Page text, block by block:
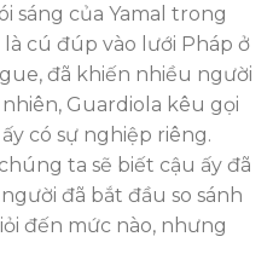
sáng của Yamal trong
cú đúp vào lưới Pháp ở
đã khiến nhiều người
nhiên, Guardiola kêu gọi
có sự nghiệp riêng.
ta sẽ biết cậu ấy đã
đã bắt đầu so sánh
đến mức nào, nhưng